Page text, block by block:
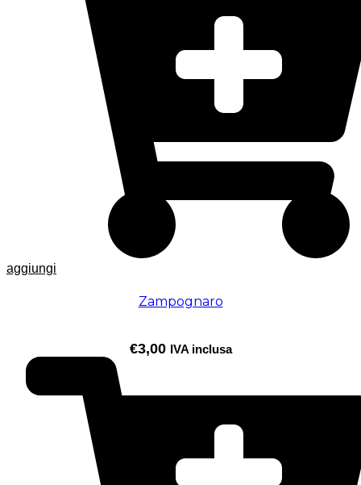
aggiungi
Zampognaro
€3,00 IVA inclusa